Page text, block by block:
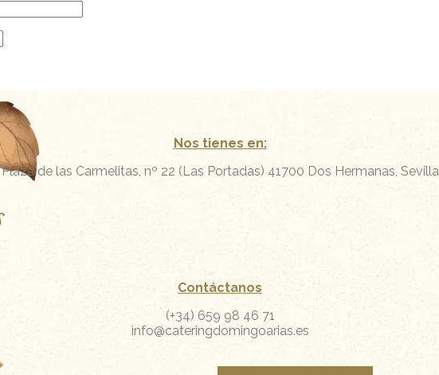
Nos tienes en:
Plaza de las Carmelitas, nº 22 (Las Portadas) 41700 Dos Hermanas, Sevilla
Contáctanos
(+34) 659 98 46 71
info@cateringdomingoarias.es